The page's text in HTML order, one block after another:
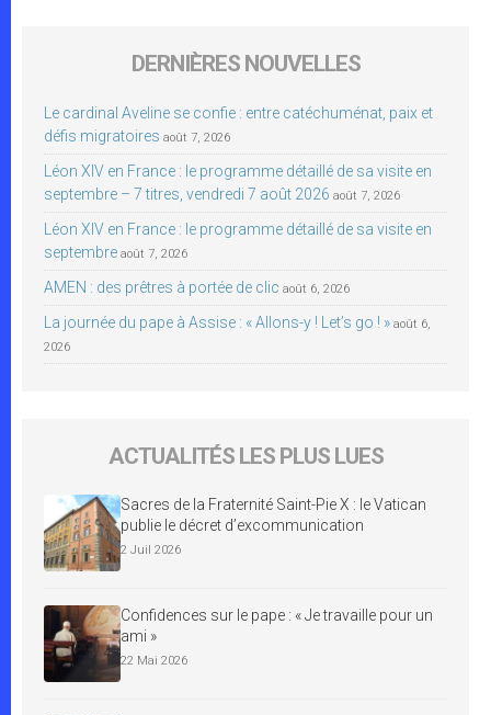
DERNIÈRES NOUVELLES
Le cardinal Aveline se confie : entre catéchuménat, paix et
défis migratoires août 7, 2026
Léon XIV en France : le programme détaillé de sa visite en
septembre – 7 titres, vendredi 7 août 2026 août 7, 2026
Léon XIV en France : le programme détaillé de sa visite en
septembre août 7, 2026
AMEN : des prêtres à portée de clic août 6, 2026
La journée du pape à Assise : « Allons-y ! Let’s go ! » août 6,
2026
ACTUALITÉS LES PLUS LUES
Sacres de la Fraternité Saint-Pie X : le Vatican
publie le décret d’excommunication
2 Juil 2026
Confidences sur le pape : « Je travaille pour un
ami »
22 Mai 2026